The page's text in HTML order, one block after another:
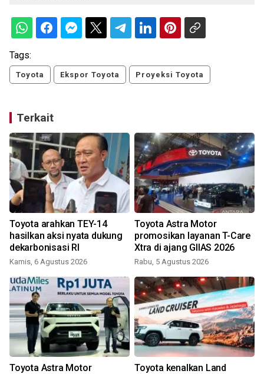
Tags:
Toyota Ekspor Toyota Proyeksi Toyota
Terkait
Toyota arahkan TEY-14
hasilkan aksi nyata dukung
dekarbonisasi RI
Kamis, 6 Agustus 2026
Toyota Astra Motor
promosikan layanan T-Care
Xtra di ajang GIIAS 2026
Rabu, 5 Agustus 2026
Toyota Astra Motor Toyota kenalkan Land